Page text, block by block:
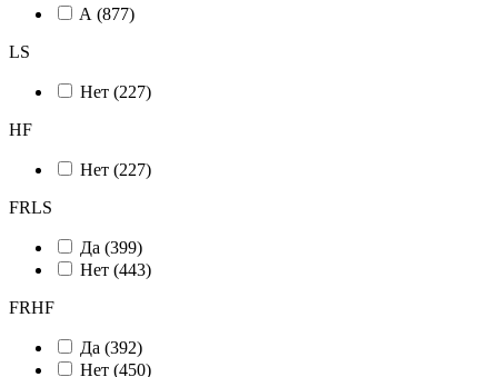
A (877)
LS
Нет (227)
HF
Нет (227)
FRLS
Да (399)
Нет (443)
FRHF
Да (392)
Нет (450)